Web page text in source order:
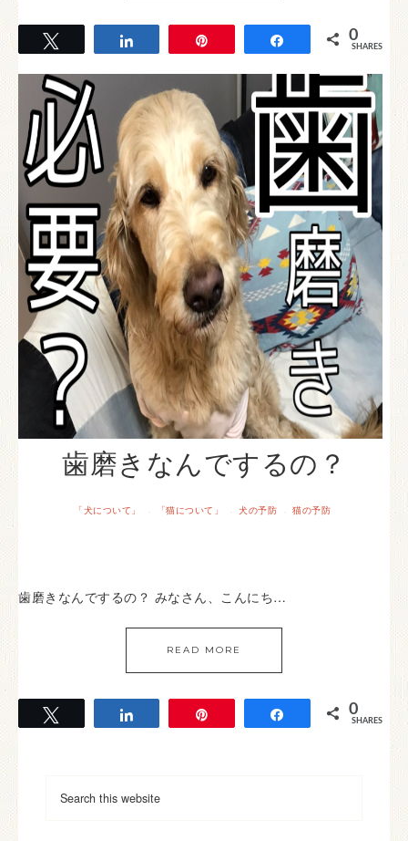
Share 0
SHARES
歯磨きなんでするの？
「犬について」 · 「猫について」 · 犬の予防 · 猫の予防
歯磨きなんでするの？ みなさん、こんにち…
READ MORE
Share 0
SHARES